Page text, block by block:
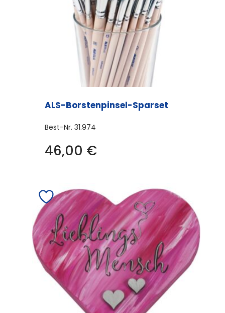
ALS-Borstenpinsel-Sparset
Best-Nr. 31.974
46,00 €